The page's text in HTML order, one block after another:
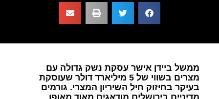
ממשל ביידן אישר עסקת נשק גדולה עם
מצרים בשווי של 5 מיליארד דולר שעוסקת
בעיקר בחיזוק חיל השיריון המצרי. גורמים